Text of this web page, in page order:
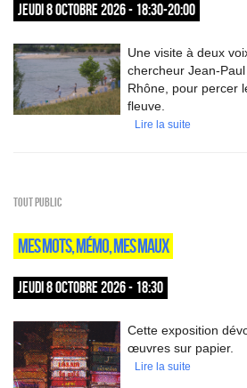
JEUDI 8 OCTOBRE 2026 - 18:30-20:00
Une visite à deux
chercheur Jean-
Rhône, pour percer
fleuve.
Lire la suite
Tout public
MES MOTS, MÉMO, MES MAUX
JEUDI 8 OCTOBRE 2026 - 18:30
Cette exposition
œuvres sur papier.
Lire la suite